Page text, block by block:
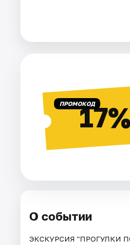
ПРОМОКОД17%
О событии
ЭКСКУРСИЯ "ПРОГУЛКИ ПО